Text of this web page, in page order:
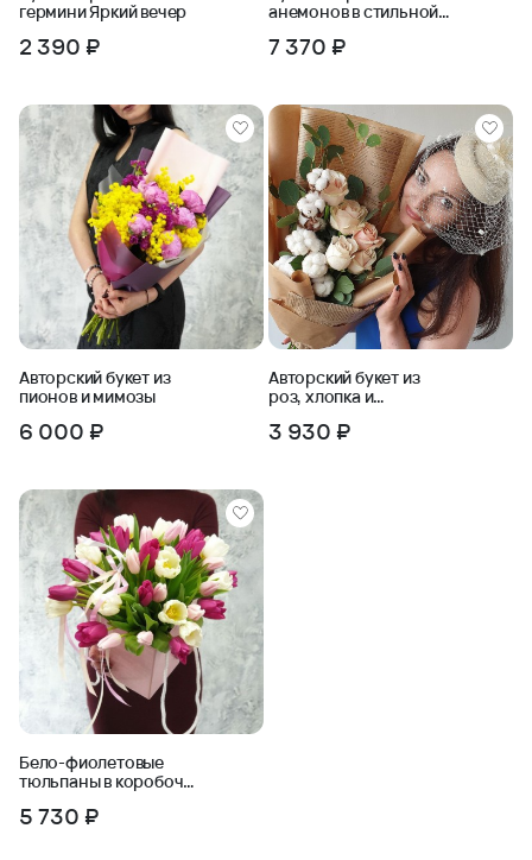
гермини Яркий вечер
2 390 ₽
анемонов в стильной
7 370 ₽
Авторский букет из
пионов и мимозы
6 000 ₽
Авторский букет из
роз, хлопка и
3 930 ₽
Бело-фиолетовые
тюльпаны в коробочке
5 730 ₽